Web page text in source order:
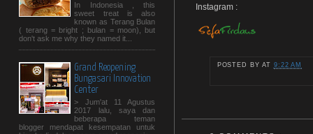
In Indonesia , this
sweet treat is also
known as Terang Bulan
( terang = bright ; bulan = moon), but
don't ask me why they named it...
Grand Reopening
Bungasari Innovation
Center
> Jum'at 11 Agustus
2017 lalu, saya dan
beberapa teman
blogger mendapat kesempatan untuk
Instagram :
POSTED BY AT 9:22 AM